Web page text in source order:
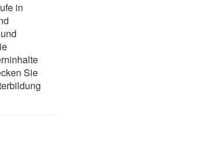
in
Sie